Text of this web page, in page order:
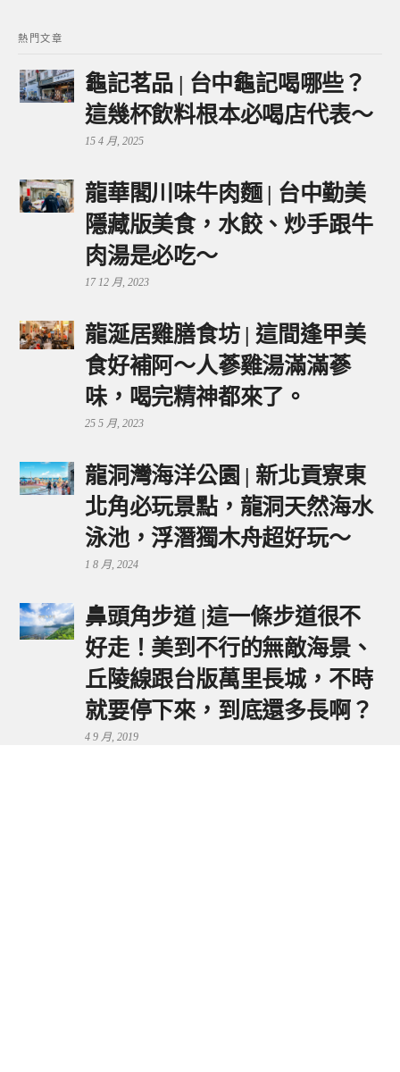
熱門文章
龜記茗品 | 台中龜記喝哪些？
這幾杯飲料根本必喝店代表～
15 4 月, 2025
龍華閣川味牛肉麵 | 台中勤美
隱藏版美食，水餃、炒手跟牛
肉湯是必吃～
17 12 月, 2023
龍涎居雞膳食坊 | 這間逢甲美
食好補阿～人蔘雞湯滿滿蔘
味，喝完精神都來了。
25 5 月, 2023
龍洞灣海洋公園 | 新北貢寮東
北角必玩景點，龍洞天然海水
泳池，浮潛獨木舟超好玩～
1 8 月, 2024
鼻頭角步道 |這一條步道很不
好走！美到不行的無敵海景、
丘陵線跟台版萬里長城，不時
就要停下來，到底還多長啊？
4 9 月, 2019